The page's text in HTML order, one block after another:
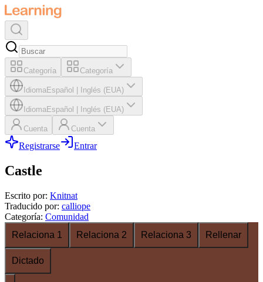
Categoría Categoría
IdiomaEspañol Inglés (EUA)
IdiomaEspañol Inglés (EUA)
Cuenta Cuenta
Registrarse Entrar
Castle
Escrito por: Knitnat
Traducido por: calliope
Categoría: Comunidad
Relaciona 1
Relaciona 2 Relaciona 3 Rellenar
Dictado